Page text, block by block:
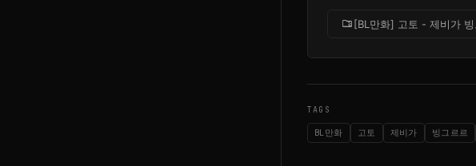
folder_zip[BL만화] 고토 - 제비가
TAGS
BL만화 고토 제비가 빙그르르